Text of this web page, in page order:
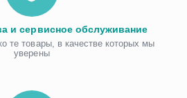
и сервисное обслуживание
те товары, в качестве которых мы
уверены